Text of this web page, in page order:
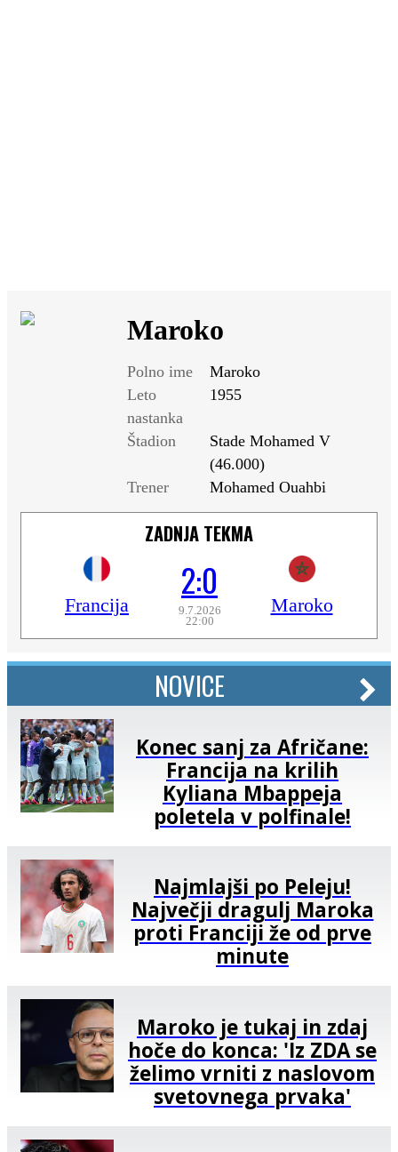
Maroko
Polno ime
Maroko
Leto
nastanka
1955
Štadion
Stade Mohamed V
(46.000)
Trener
Mohamed Ouahbi
ZADNJA TEKMA
Francija
2:0
9.7.2026
22:00
Maroko
NOVICE
Konec sanj za Afričane:
Francija na krilih
Kyliana Mbappeja
poletela v polfinale!
Najmlajši po Peleju!
Največji dragulj Maroka
proti Franciji že od prve
minute
Maroko je tukaj in zdaj
hoče do konca: 'Iz ZDA se
želimo vrniti z naslovom
svetovnega prvaka'